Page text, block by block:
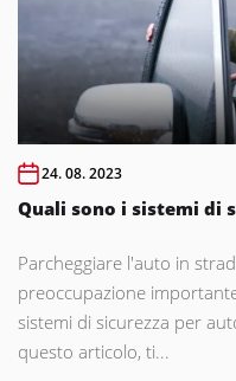
24. 08. 2023
Quali sono i sistemi di
Parcheggiare l'auto in
preoccupazione
sistemi di sicurezza per
questo articolo, ti...